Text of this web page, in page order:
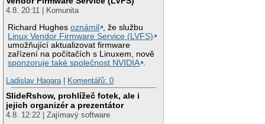
4.8. 20:11 | Komunita
Richard Hughesoznámil
, že službu
Linux Vendor Firmware Service (LVFS)
umožňující aktualizovat firmware
zařízení na počítačích s Linuxem, nově
sponzoruje také společnost NVIDIA .
Ladislav Hagara | Komentářů: 0
SlideRshow, prohlížeč fotek, ale i
jejich organizér a prezentátor
4.8. 12:22 | Zajímavý software